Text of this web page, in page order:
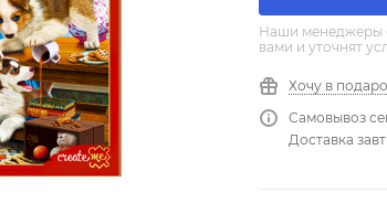
Наши менеджеры
вами и уточнят
Хочу в
Самовывоз
Доставка